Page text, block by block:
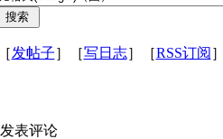
［发帖子］［写日志］［RSS订阅
发表评论